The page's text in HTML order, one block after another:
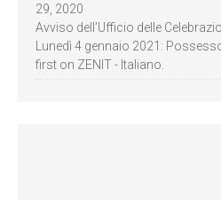
29, 2020
Avviso dell’Ufficio delle
Lunedì 4 gennaio 2021:
first on ZENIT - Italiano.